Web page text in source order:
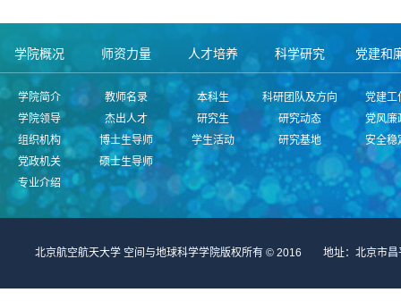
学院概况
学院简介
学院领导
组织机构
党政机关
专业介绍
师资力量
教师名录
杰出人才
博士生导师
硕士生导师
人才培养
本科生
研究生
学生活动
科学研究
科研团队及方向
研究动态
研究基地
党建和
党建工
党风廉
安全稳
北京航空航天大学 空间与地球科学学院版权所有 © 2016 地址：北京